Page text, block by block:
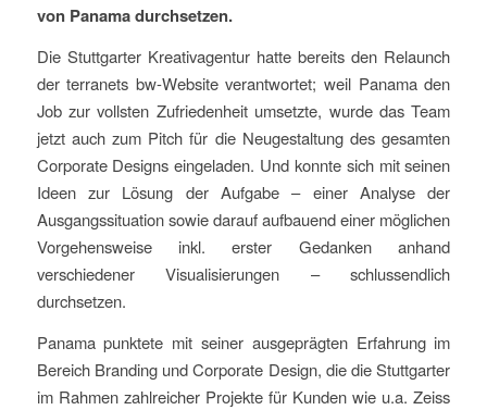
von Panama durchsetzen.
Die Stuttgarter Kreativagentur hatte bereits den Relaunch
der terranets bw-Website verantwortet; weil Panama den
Job zur vollsten Zufriedenheit umsetzte, wurde das Team
jetzt auch zum Pitch für die Neugestaltung des gesamten
Corporate Designs eingeladen. Und konnte sich mit seinen
Ideen zur Lösung der Aufgabe – einer Analyse der
Ausgangssituation sowie darauf aufbauend einer möglichen
Vorgehensweise inkl. erster Gedanken anhand
verschiedener Visualisierungen – schlussendlich
durchsetzen.
Panama punktete mit seiner ausgeprägten Erfahrung im
Bereich Branding und Corporate Design, die die Stuttgarter
im Rahmen zahlreicher Projekte für Kunden wie u.a. Zeiss